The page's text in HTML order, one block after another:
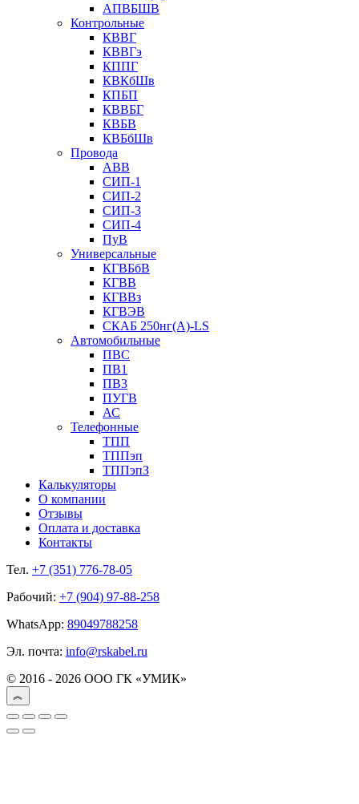
АПВБШВ
Контрольные
КВВГ
КВВГэ
КППГ
КВКбШв
КПБП
КВВБГ
КВБВ
КВБбШв
Провода
АВВ
СИП-1
СИП-2
СИП-3
СИП-4
ПуВ
Универсальные
КГВБбВ
КГВВ
КГВВз
КГВЭВ
СКАБ 250нг(А)-LS
Автомобильные
ПВС
ПВ1
ПВ3
ПУГВ
АС
Телефонные
ТПП
ТППэп
ТППэпЗ
Калькуляторы
О компании
Отзывы
Оплата и доставка
Контакты
Тел. +7 (351) 776-78-05
Рабочий: +7 (904) 97-88-258
WhatsApp: 89049788258
Эл. почта: info@rskabel.ru
© 2016 - 2026 ООО ГК «УМИК»